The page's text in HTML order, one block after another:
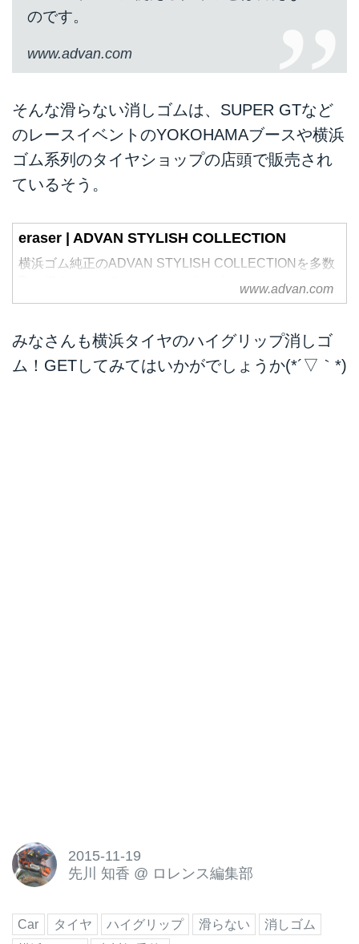
のです。
www.advan.com
そんな滑らない消しゴムは、SUPER GTなど
のレースイベントのYOKOHAMAブースや横浜
ゴム系列のタイヤショップの店頭で販売され
ているそう。
eraser | ADVAN STYLISH COLLECTION
横浜ゴム純正のADVAN STYLISH COLLECTIONを多数
取り揃えたオンラインショッピングサイトです。
www.advan.com
みなさんも横浜タイヤのハイグリップ消しゴ
ム！GETしてみてはいかがでしょうか(*´▽｀*)
2015-11-19
先川 知香 @ ロレンス編集部
Car タイヤ ハイグリップ 滑らない
消しゴム